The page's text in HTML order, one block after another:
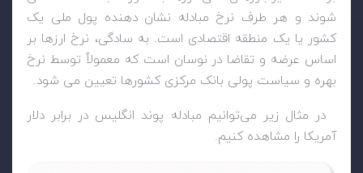
شوند و هر طرف نرخ مبادله نشان دهنده پول ملی یک
کشور یا یک منطقه اقتصادی است. به سادگی، نرخ ارزها بر
اساس عرضه و تقاضا در نوسان است که معمولاً توسط نرخ
بهره و سیاست پولی بانک مرکزی کشورها تعیین می شود.
در مثال زیر می‌توانیم مبادله پوند انگلیس در برابر دلار
آمریکا را مشاهده کنیم.